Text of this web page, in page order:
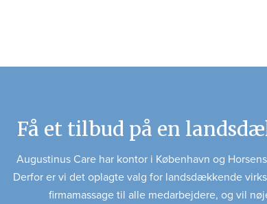
Få et tilbud på en
Augustinus Care har kontor i København og
Derfor er vi det oplagte valg for landsdækkende
firmamassage til alle medarbejdere, og vil